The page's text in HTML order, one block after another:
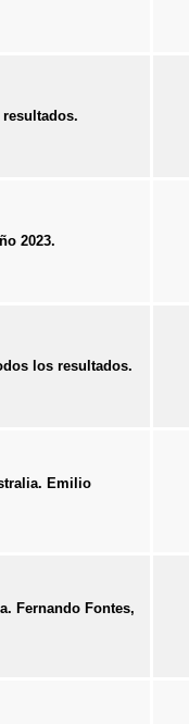
2023.
los resultados.
Emilio
Fernando Fontes,